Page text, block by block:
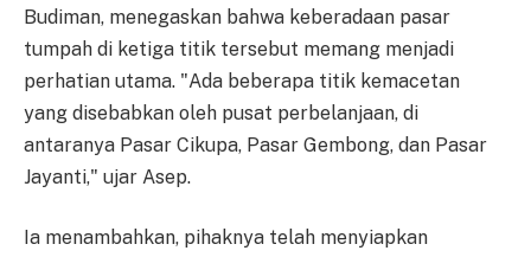
Budiman, menegaskan bahwa keberadaan pasar
tumpah di ketiga titik tersebut memang menjadi
perhatian utama. "Ada beberapa titik kemacetan
yang disebabkan oleh pusat perbelanjaan, di
antaranya Pasar Cikupa, Pasar Gembong, dan Pasar
Jayanti," ujar Asep.
Ia menambahkan, pihaknya telah menyiapkan